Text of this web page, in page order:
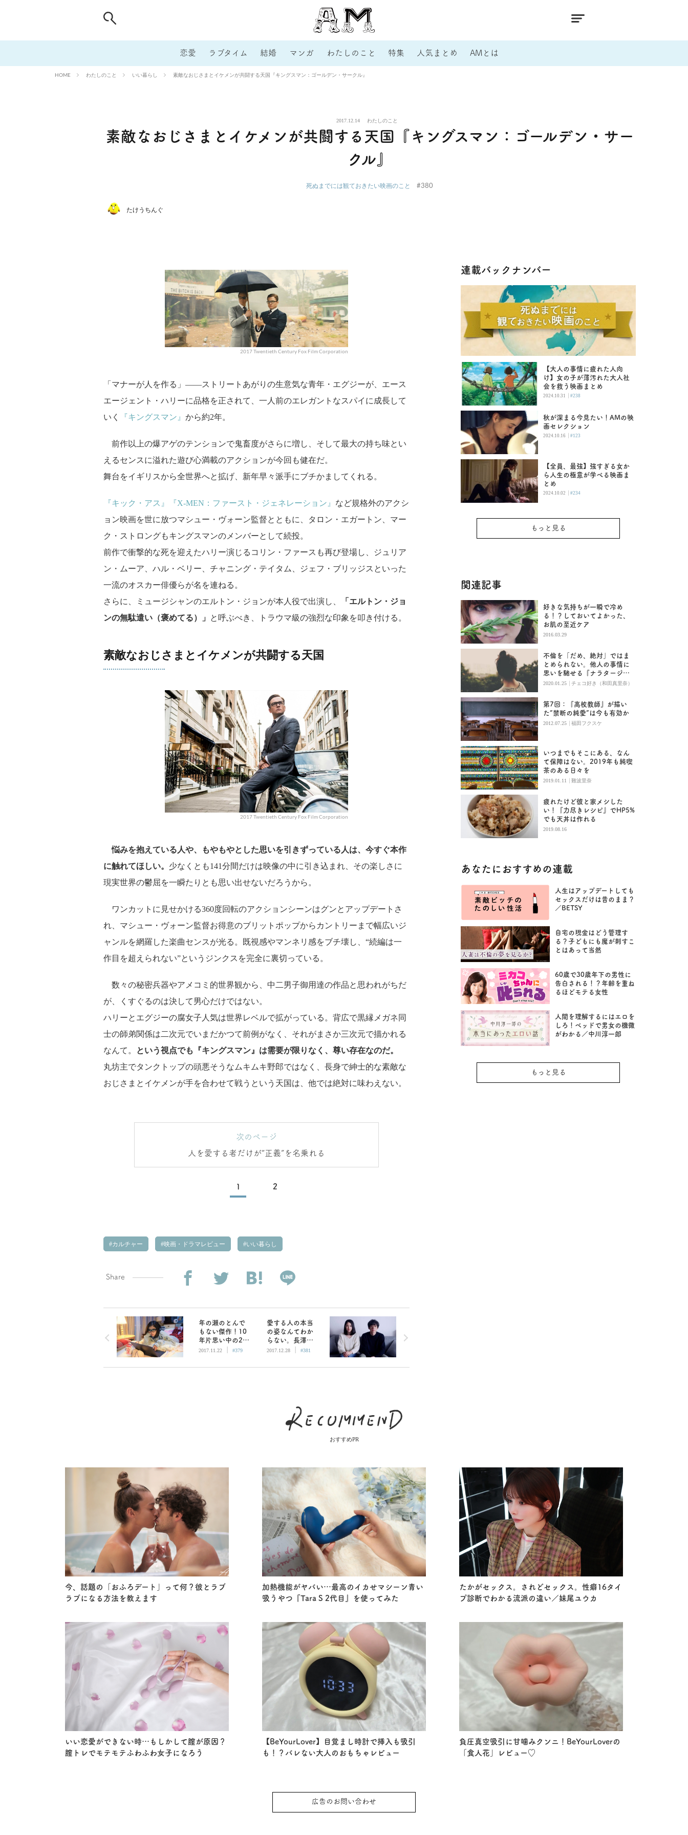
恋愛 ラブタイム 結婚 マンガ わたしのこと 特集 人気まとめ AMとは
HOME わたしのこと いい暮らし 素敵なおじさまとイケメンが共闘する天国『キングスマン：ゴールデン・サークル』
2017.12.14 わたしのこと
素敵なおじさまとイケメンが共闘する天国『キングスマン：ゴールデン・サー
クル』
死ぬまでには観ておきたい映画のこと #380
たけうちんぐ
2017 Twentieth Century Fox Film Corporation
「マナーが人を作る」――ストリートあがりの生意気な青年・エグジーが、エース
エージェント・ハリーに品格を正されて、一人前のエレガントなスパイに成長して
いく
『キングスマン』 から約2年。
前作以上の爆アゲのテンションで鬼畜度がさらに増し、そして最大の持ち味とい
えるセンスに溢れた遊び心満載のアクションが今回も健在だ。
舞台をイギリスから全世界へと拡げ、新年早々派手にブチかましてくれる。
『キック・アス』 『X-MEN：ファースト・ジェネレーション』 など規格外のアクシ
ョン映画を世に放つマシュー・ヴォーン監督とともに、タロン・エガートン、マー
ク・ストロングもキングスマンのメンバーとして続投。
前作で衝撃的な死を迎えたハリー演じるコリン・ファースも再び登場し、ジュリア
ン・ムーア、ハル・ベリー、チャニング・テイタム、ジェフ・ブリッジスといった
一流のオスカー俳優らが名を連ねる。
さらに、ミュージシャンのエルトン・ジョンが本人役で出演し、
「エルトン・ジョ
ンの無駄遣い（褒めてる）」
と呼ぶべき、トラウマ級の強烈な印象を叩き付ける。
素敵なおじさまとイケメンが共闘する天国
2017 Twentieth Century Fox Film Corporation
悩みを抱えている人や、もやもやとした思いを引きずっている人は、今すぐ本作
に触れてほしい。 少なくとも141分間だけは映像の中に引き込まれ、その楽しさに
現実世界の鬱屈を一瞬たりとも思い出せないだろうから。
ワンカットに見せかける360度回転のアクションシーンはグンとアップデートさ
れ、マシュー・ヴォーン監督お得意のブリットポップからカントリーまで幅広いジ
ャンルを網羅した楽曲センスが光る。既視感やマンネリ感をブチ壊し、“続編は一
作目を超えられない”というジンクスを完全に裏切っている。
数々の秘密兵器やアメコミ的世界観から、中二男子御用達の作品と思われがちだ
が、くすぐるのは決して男心だけではない。
ハリーとエグジーの腐女子人気は世界レベルで拡がっている。背広で黒縁メガネ同
士の師弟関係は二次元でいまだかつて前例がなく、それがまさか三次元で描かれる
なんて。
という視点でも『キングスマン』は需要が限りなく、尊い存在なのだ。
丸坊主でタンクトップの頭悪そうなムキムキ野郎ではなく、長身で紳士的な素敵な
おじさまとイケメンが手を合わせて戦うという天国は、他では絶対に味わえない。
次のページ
人を愛する者だけが“正義”を名乗れる
1 2
カルチャー 映画・ドラマレビュー いい暮らし
Share
年の瀬のとんで
もない傑作！10
年片思い中の24
才OLの恋『勝手
2017.11.22 | #379
愛する人の本当
の姿なんてわか
らない。長澤ま
さみ×高橋一生
女』
2017.12.28 | #381
連載バックナンバー
【大人の事情に疲れた人向
け】女の子が薄汚れた大人社
会を救う映画まとめ
2024.10.31 | #238
秋が深まる今見たい！AMの映
画セレクション
2024.10.16 | #123
【全員、最強】強すぎる女か
ら人生の極意が学べる映画ま
とめ
2024.10.02 | #234
もっと見る
関連記事
好きな気持ちが一瞬で冷め
る！？しておいてよかった、
お肌の至近ケア
2016.03.29
不倫を「だめ、絶対」ではま
とめられない。他人の事情に
思いを馳せる『ナラタージ
ュ』
2020.01.25 | チェコ好き（和田真里奈）
第7回：『高校教師』が描い
た“禁断の純愛”は今も有効か
2012.07.25 | 福田フクスケ
いつまでもそこにある、なん
て保障はない。2019年も純喫
茶のある日々を
2019.01.11 | 難波里奈
疲れたけど彼と家メシした
い！『力尽きレシピ』でHP5%
でも天丼は作れる
2019.08.16
あなたにおすすめの連載
人生はアップデートしても
セックスだけは昔のまま？
／BETSY
自宅の現金はどう管理す
る？子どもにも魔が刺すこ
とはあって当然
60歳で30歳年下の男性に
告白される！？年齢を重ね
るほどモテる女性
人間を理解するにはエロを
しろ！ベッドで男女の機微
がわかる／中川淳一郎
もっと見る
おすすめPR
今、話題の「おふろデート」って何？彼とラブ
ラブになる方法を教えます
加熱機能がヤバい…最高のイカせマシーン青い
吸うやつ『Tara S 2代目』を使ってみた
たかがセックス。されどセックス。性癖16タイ
プ診断でわかる流派の違い／妹尾ユウカ
いい恋愛ができない時…もしかして膣が原因？
膣トレでモテモテふわふわ女子になろう
【BeYourLover】目覚まし時計で挿入も吸引
も！？バレない大人のおもちゃレビュー
負圧真空吸引に甘噛みクンニ！BeYourLoverの
「食人花」レビュー♡
広告のお問い合わせ